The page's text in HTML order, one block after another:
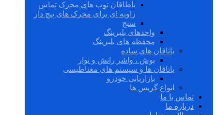
یاطاقان توپ های محرک تماس
زاویه ای برای محرک های پیچ دار
سنج
واحدهای بلبرینگ
محفظه های بلبرینگ
یاتاقان های ساده
بوش ، واشر رانش و نوار
یاتاقان ها و سیستم های مغناطیسی
بازاریابی خودرو
انواع گریس ها
تماس با ما
درباره ما